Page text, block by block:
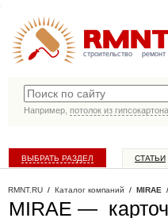
строительство ремонт
Например, потолок из гипсокартона
ВЫБРАТЬ РАЗДЕЛ СТАТЬИ
RMNT.RU / Каталог компаний / MIRAE
MIRAE —